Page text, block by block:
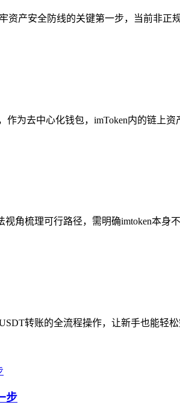
资产安全防线的关键第一步，当前非
作为去中心化钱包，imToken内的链上
角梳理可行路径，需明确imtoken本
转账的全流程操作，让新手也能轻
步